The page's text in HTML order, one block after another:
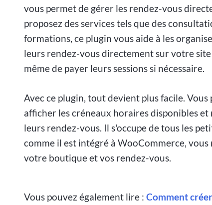
vous permet de gérer les rendez-vous
proposez des services tels que des
formations, ce plugin vous aide à les
leurs rendez-vous directement sur votre
même de payer leurs sessions si nécessaire.
Avec ce plugin, tout devient plus facile.
afficher les créneaux horaires disponibles
leurs rendez-vous. Il s'occupe de tous les
comme il est intégré à WooCommerce,
votre boutique et vos rendez-vous.
Vous pouvez également lire : Comment